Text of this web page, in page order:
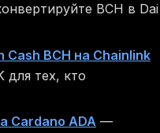
BCH в Dai
BCH на Chainlink
для тех, кто
Cardano ADA —